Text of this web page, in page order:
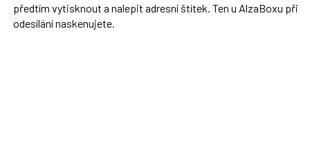
předtím vytisknout a nalepit adresní štítek. Ten u AlzaBoxu při
odesílání naskenujete.